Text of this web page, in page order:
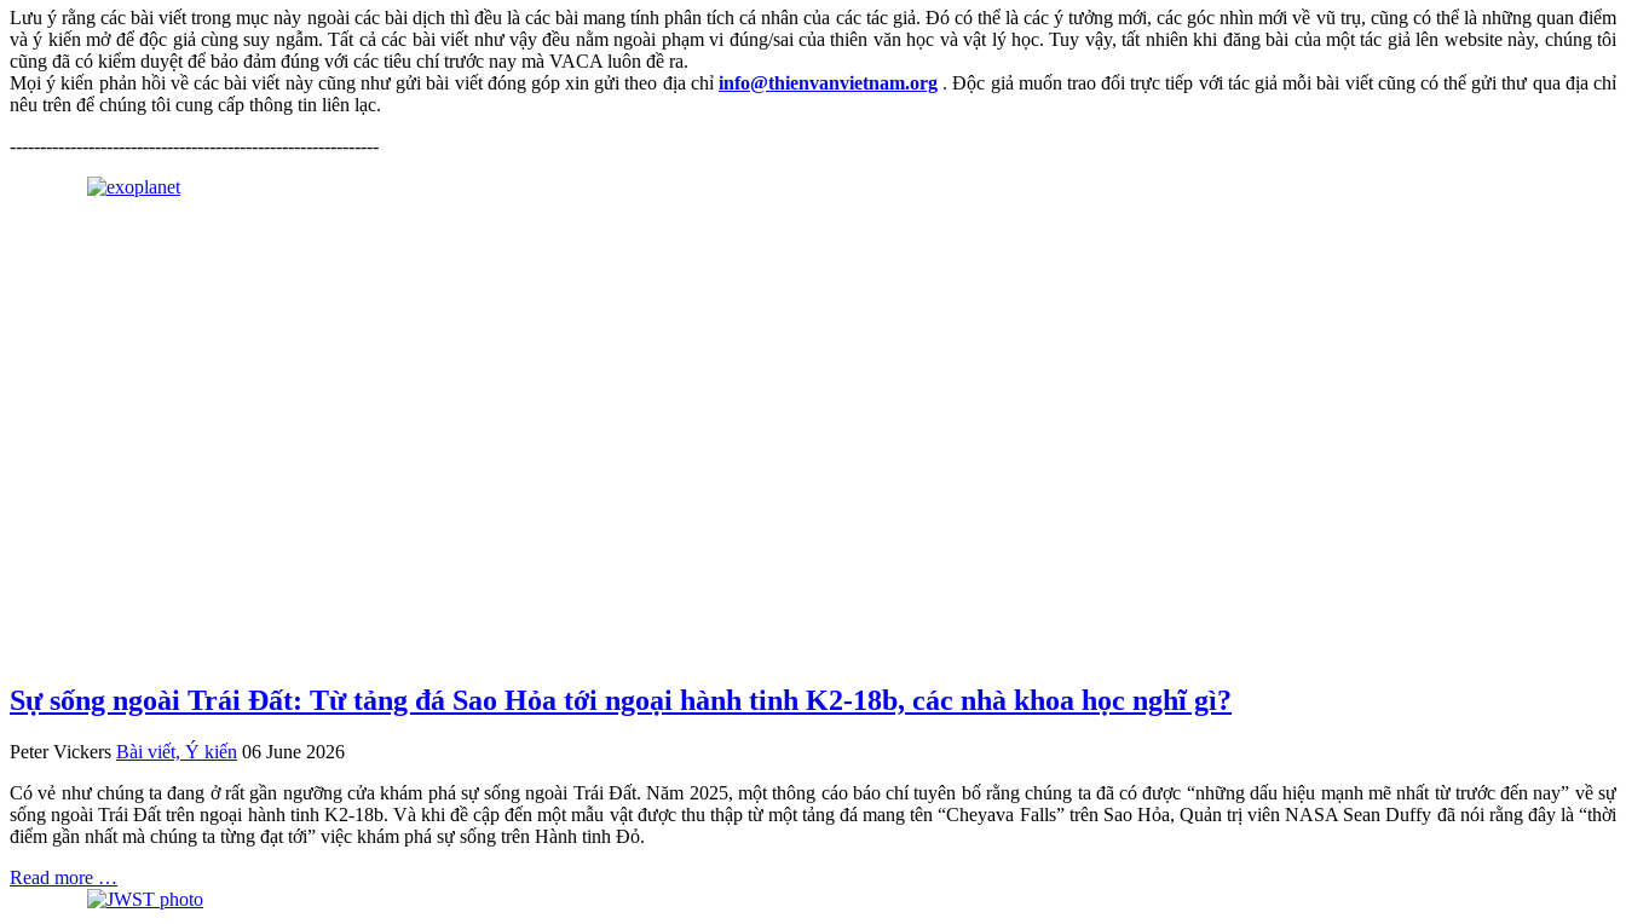
Lưu ý rằng các bài viết trong mục này ngoài các bài dịch thì đều là các bài mang tính phân tích cá nhân của các tác giả. Đó có thể là các ý tưởng mới, các góc nhìn mới về vũ trụ, cũng có thể là những quan điểm
và ý kiến mở để độc giả cùng suy ngẫm. Tất cả các bài viết như vậy đều nằm ngoài phạm vi đúng/sai của thiên văn học và vật lý học. Tuy vậy, tất nhiên khi đăng bài của một tác giả lên website này, chúng tôi
cũng đã có kiểm duyệt để bảo đảm đúng với các tiêu chí trước nay mà VACA luôn đề ra.
Mọi ý kiến phản hồi về các bài viết này cũng như gửi bài viết đóng góp xin gửi theo địa chỉ info@thienvanvietnam.org . Độc giả muốn trao đổi trực tiếp với tác giả mỗi bài viết cũng có thể gửi thư qua địa chỉ
nêu trên để chúng tôi cung cấp thông tin liên lạc.
-------------------------------------------------------------
Sự sống ngoài Trái Đất: Từ tảng đá Sao Hỏa tới ngoại hành tinh K2‑18b, các nhà khoa học nghĩ gì?
Peter Vickers Bài viết, Ý kiến 06 June 2026
Có vẻ như chúng ta đang ở rất gần ngưỡng cửa khám phá sự sống ngoài Trái Đất. Năm 2025, một thông cáo báo chí tuyên bố rằng chúng ta đã có được “những dấu hiệu mạnh mẽ nhất từ trước đến nay” về sự
sống ngoài Trái Đất trên ngoại hành tinh K2-18b. Và khi đề cập đến một mẫu vật được thu thập từ một tảng đá mang tên “Cheyava Falls” trên Sao Hỏa, Quản trị viên NASA Sean Duffy đã nói rằng đây là “thời
điểm gần nhất mà chúng ta từng đạt tới” việc khám phá sự sống trên Hành tinh Đỏ.
Read more …